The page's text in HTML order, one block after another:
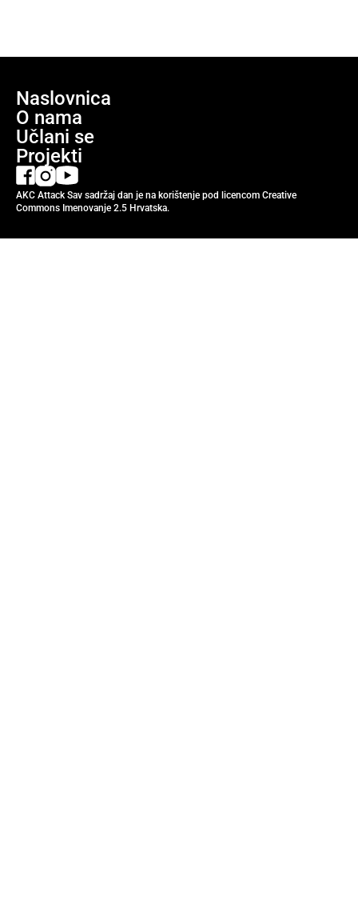
Naslovnica
O nama
Učlani se
Projekti
AKC Attack Sav sadržaj dan je na korištenje pod licencom Creative
Commons Imenovanje 2.5 Hrvatska.